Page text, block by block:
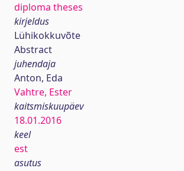
diploma theses
kirjeldus
Lühikokkuvõte
Abstract
juhendaja
Anton, Eda
Vahtre, Ester
kaitsmiskuupäev
18.01.2016
keel
est
asutus